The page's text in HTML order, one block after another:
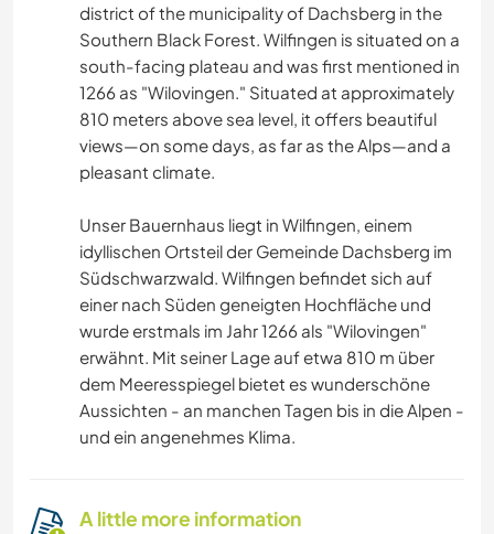
district of the municipality of Dachsberg in the
Southern Black Forest. Wilfingen is situated on a
south-facing plateau and was first mentioned in
1266 as "Wilovingen." Situated at approximately
810 meters above sea level, it offers beautiful
views—on some days, as far as the Alps—and a
pleasant climate.
Unser Bauernhaus liegt in Wilfingen, einem
idyllischen Ortsteil der Gemeinde Dachsberg im
Südschwarzwald. Wilfingen befindet sich auf
einer nach Süden geneigten Hochfläche und
wurde erstmals im Jahr 1266 als "Wilovingen"
erwähnt. Mit seiner Lage auf etwa 810 m über
dem Meeresspiegel bietet es wunderschöne
Aussichten - an manchen Tagen bis in die Alpen -
und ein angenehmes Klima.
A little more information